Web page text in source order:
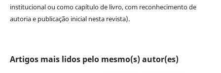
institucional ou como capítulo de livro, com reconhecimento de
autoria e publicação inicial nesta revista).
Artigos mais lidos pelo mesmo(s) autor(es)